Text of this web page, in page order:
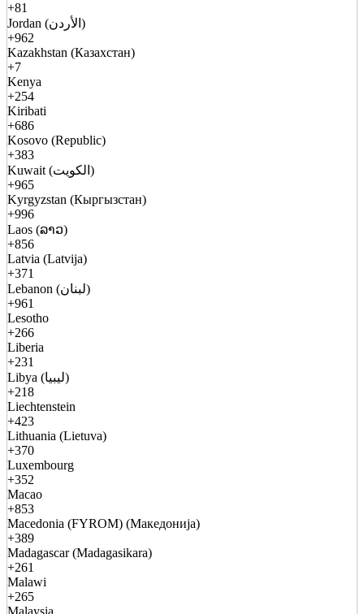
+81
Jordan (الأردن)
+962
Kazakhstan (Казахстан)
+7
Kenya
+254
Kiribati
+686
Kosovo (Republic)
+383
Kuwait (الكويت)
+965
Kyrgyzstan (Кыргызстан)
+996
Laos (ລາວ)
+856
Latvia (Latvija)
+371
Lebanon (لبنان)
+961
Lesotho
+266
Liberia
+231
Libya (ليبيا)
+218
Liechtenstein
+423
Lithuania (Lietuva)
+370
Luxembourg
+352
Macao
+853
Macedonia (FYROM) (Македонија)
+389
Madagascar (Madagasikara)
+261
Malawi
+265